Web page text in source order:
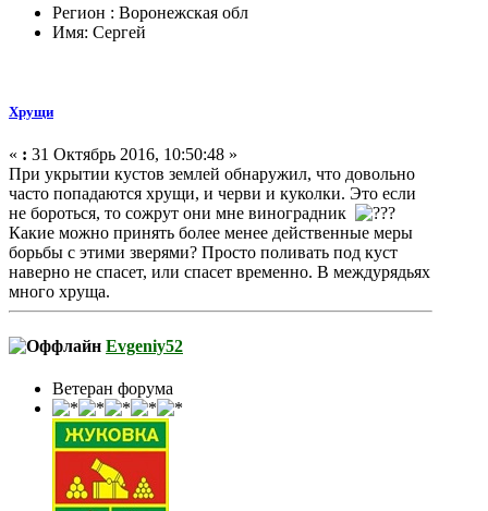
Регион : Воронежская обл
Имя: Сергей
Хрущи
« : 31 Октябрь 2016, 10:50:48 »
При укрытии кустов землей обнаружил, что довольно
часто попадаются хрущи, и черви и куколки. Это если
не бороться, то сожрут они мне виноградник
Какие можно принять более менее действенные меры
борьбы с этими зверями? Просто поливать под куст
наверно не спасет, или спасет временно. В междурядьях
много хруща.
Evgeniy52
Ветеран форума